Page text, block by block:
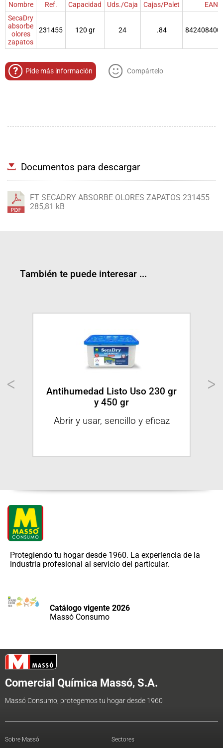
Nombre Ref. Capacidad Uds./Caja Cajas/Palet
EAN
SecaDry
absorbe
olores
zapatos
231455 120 gr 24 .84
Pide más información Compártelo
Documentos para descargar
FT SECADRY ABSORBE OLORES ZAPATOS 231455
285,81 kB
También te puede interesar ...
Antihumedad Listo Uso 230 gr
y 450 gr
Abrir y usar, sencillo y eficaz
Protegiendo tu hogar desde 1960. La experiencia de la
industria profesional al servicio del particular.
Catálogo vigente 2026
Massó Consumo
Comercial Química Massó, S.A.
Massó Consumo, protegemos tu hogar desde 1960
Sobre Massó
Sectores